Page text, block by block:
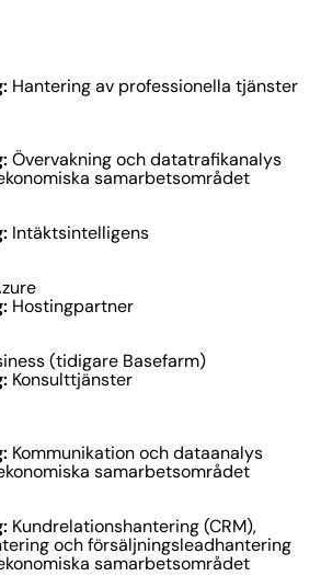
Hantering av professionella tjänster
Övervakning och datatrafikanalys
samarbetsområdet
Intäktsintelligens
Hostingpartner
(tidigare Basefarm)
Konsulttjänster
Kommunikation och dataanalys
samarbetsområdet
Kundrelationshantering (CRM),
och försäljningsleadhantering
samarbetsområdet